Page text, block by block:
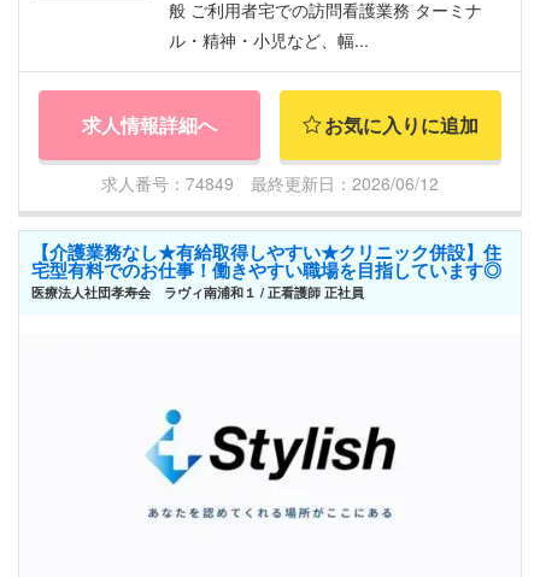
般 ご利用者宅での訪問看護業務 ターミナ
ル・精神・小児など、幅...
求人情報詳細へ お気に入りに追加
求人番号：74849 最終更新日：2026/06/12
【介護業務なし★有給取得しやすい★クリニック併設】住
宅型有料でのお仕事！働きやすい職場を目指しています◎
医療法人社団孝寿会 ラヴィ南浦和１ / 正看護師 正社員